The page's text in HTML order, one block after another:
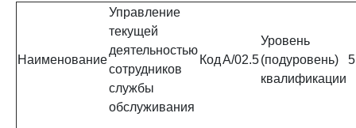
Наименование
Управление
текущей
деятельностью
сотрудников
службы
обслуживания
КодA/02.5
Уровень
(подуровень)
квалификации
5